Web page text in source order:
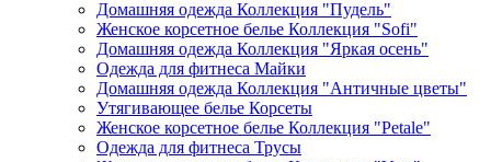
Домашняя одежда Коллекция "Пудель"
Женское корсетное белье Коллекция "Sofi"
Домашняя одежда Коллекция "Яркая осень"
Одежда для фитнеса Майки
Домашняя одежда Коллекция "Античные цветы"
Утягивающее белье Корсеты
Женское корсетное белье Коллекция "Petale"
Одежда для фитнеса Трусы